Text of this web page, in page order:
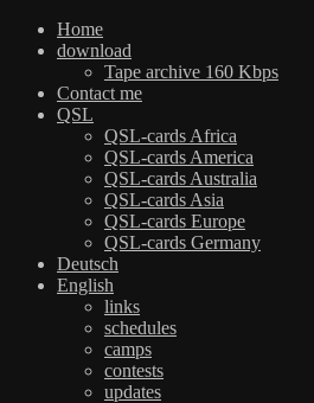
Home
download
Tape archive 160 Kbps
Contact me
QSL
QSL-cards Africa
QSL-cards America
QSL-cards Australia
QSL-cards Asia
QSL-cards Europe
QSL-cards Germany
Deutsch
English
links
schedules
camps
contests
updates